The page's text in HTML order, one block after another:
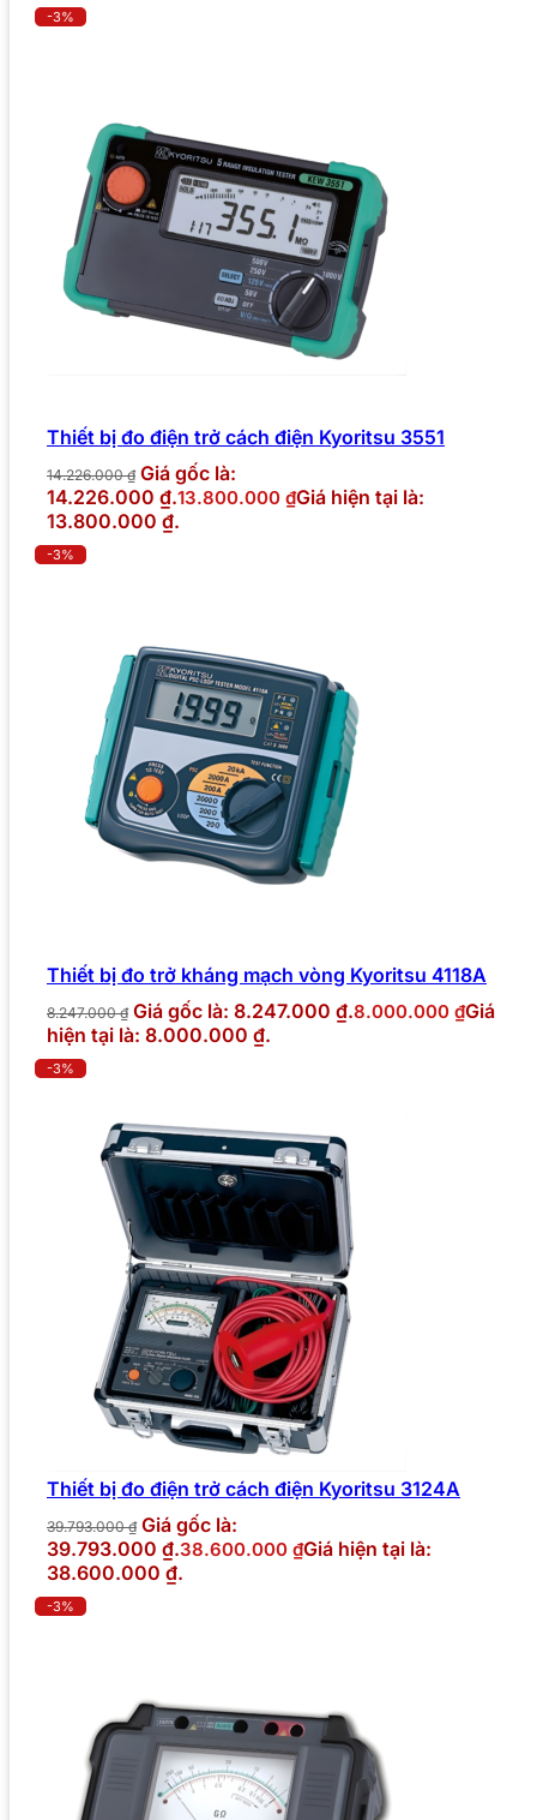
-3%
Thiết bị đo điện trở cách điện Kyoritsu 3551
14.226.000₫ Giá gốc là:
14.226.000 ₫.13.800.000 ₫Giá hiện tại là:
13.800.000 ₫.
-3%
Thiết bị đo trở kháng mạch vòng Kyoritsu 4118A
8.247.000₫ Giá gốc là: 8.247.000 ₫.8.000.000 ₫Giá
hiện tại là: 8.000.000 ₫.
-3%
Thiết bị đo điện trở cách điện Kyoritsu 3124A
39.793.000₫ Giá gốc là:
39.793.000 ₫.38.600.000 ₫Giá hiện tại là:
38.600.000 ₫.
-3%